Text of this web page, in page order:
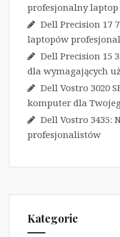
profesjonalny
Dell Precision 17
laptopów
Dell Precision 15
dla wymagających
Dell Vostro 3020
komputer dla
Dell Vostro 3435:
profesjonalistów
Kategorie